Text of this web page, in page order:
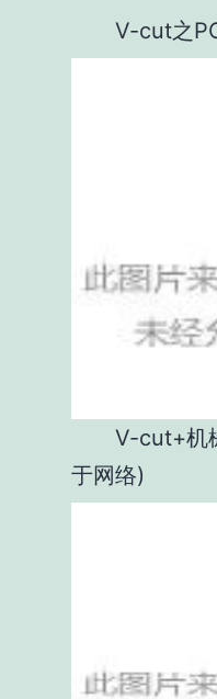
V-cut之
V-cut+机
于网络)